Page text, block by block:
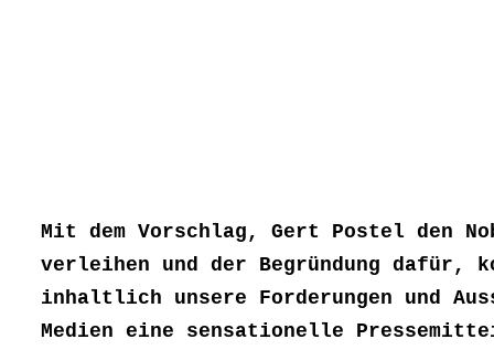
Mit dem Vorschlag, Gert Postel den
verleihen und der Begründung dafür,
inhaltlich unsere Forderungen und
Medien eine sensationelle